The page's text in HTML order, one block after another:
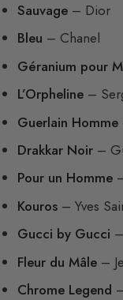
Sauvage – Dior
Bleu – Chanel
Géranium pour
L’Orpheline –
Guerlain Homme
Drakkar Noir –
Pour un Homme
Kouros – Yves
Gucci by Gucci
Fleur du Mâle –
Chrome Legend